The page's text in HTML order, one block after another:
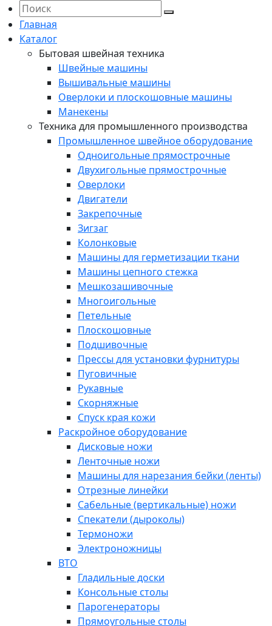
Главная
Каталог
Бытовая швейная техника
Швейные машины
Вышивальные машины
Оверлоки и плоскошовные машины
Манекены
Техника для промышленного производства
Промышленное швейное оборудование
Одноигольные прямострочные
Двухигольные прямострочные
Оверлоки
Двигатели
Закрепочные
Зигзаг
Колонковые
Машины для герметизации ткани
Машины цепного стежка
Мешкозашивочные
Многоигольные
Петельные
Плоскошовные
Подшивочные
Прессы для установки фурнитуры
Пуговичные
Рукавные
Скорняжные
Спуск края кожи
Раскройное оборудование
Дисковые ножи
Ленточные ножи
Машины для нарезания бейки (ленты)
Отрезные линейки
Сабельные (вертикальные) ножи
Спекатели (дыроколы)
Термоножи
Электроножницы
ВТО
Гладильные доски
Консольные столы
Парогенераторы
Прямоугольные столы